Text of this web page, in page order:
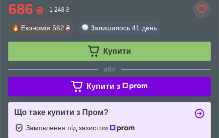
686 ₴ 1 248 ₴
Економія 562 ₴ Залишилось 41 день
Купити
або
Купити з
Що таке купити з Пром?
Замовлення під захистом